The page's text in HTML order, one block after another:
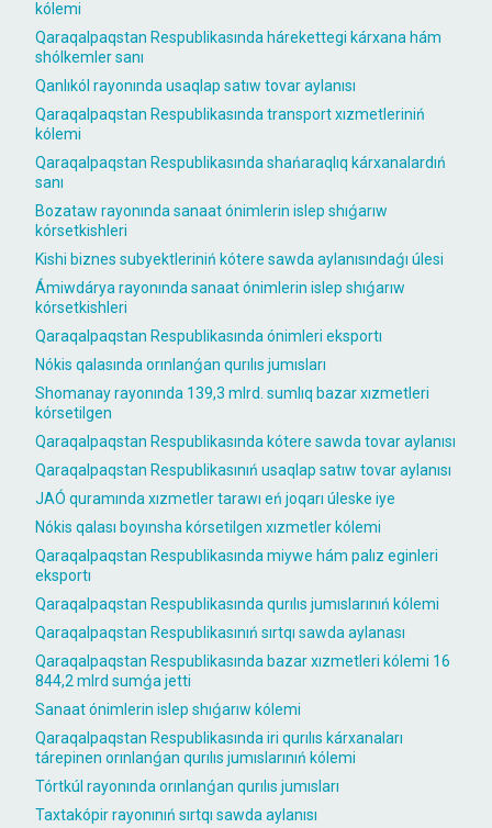
kólemi
Qaraqalpaqstan Respublikasında hárekettegi kárxana hám
shólkemler sanı
Qanlıkól rayonında usaqlap satıw tovar aylanısı
Qaraqalpaqstan Respublikasında transport xızmetleriniń
kólemi
Qaraqalpaqstan Respublikasında shańaraqlıq kárxanalardıń
sanı
Bozataw rayonında sanaat ónimlerin islep shıǵarıw
kórsetkishleri
Kishi biznes subyektleriniń kótere sawda aylanısındaǵı úlesi
Ámiwdárya rayonında sanaat ónimlerin islep shıǵarıw
kórsetkishleri
Qaraqalpaqstan Respublikasında ónimleri eksportı
Nókis qalasında orınlanǵan qurılıs jumısları
Shomanay rayonında 139,3 mlrd. sumlıq bazar xızmetleri
kórsetilgen
Qaraqalpaqstan Respublikasında kótere sawda tovar aylanısı
Qaraqalpaqstan Respublikasınıń usaqlap satıw tovar aylanısı
JAÓ quramında xızmetler tarawı eń joqarı úleske iye
Nókis qalası boyınsha kórsetilgen xızmetler kólemi
Qaraqalpaqstan Respublikasında miywe hám palız eginleri
eksportı
Qaraqalpaqstan Respublikasında qurılıs jumıslarınıń kólemi
Qaraqalpaqstan Respublikasınıń sırtqı sawda aylanası
Qaraqalpaqstan Respublikasında bazar xızmetleri kólemi 16
844,2 mlrd sumǵa jetti
Sanaat ónimlerin islep shıǵarıw kólemi
Qaraqalpaqstan Respublikasında iri qurılıs kárxanaları
tárepinen orınlanǵan qurılıs jumıslarınıń kólemi
Tórtkúl rayonında orınlanǵan qurılıs jumısları
Taxtakópir rayonınıń sırtqı sawda aylanısı